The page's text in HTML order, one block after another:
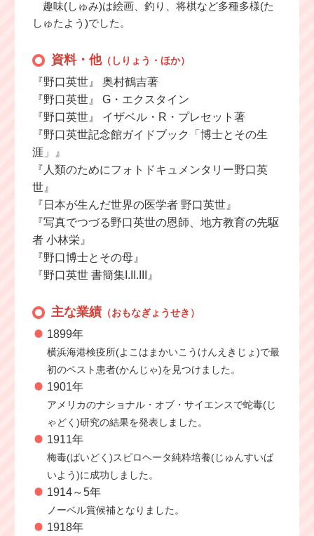
趣味(しゅみ)は絵画、釣り、将棋など多種多様(た
しゅたよう)でした。
資料・他（しりょう・ほか）
『野口英世』 奥村鶴吉著
『野口英世』 G・エクスタイン
『野口英世』 イザベル・R・プレセット著
『野口英世記念館ガイドブック「博士とその生
涯」』
『人類のためにフォトドキュメンタリー野口英
世』
『日本が生んだ世界の医学者 野口英世』
『写真でつづる野口英世の恩師、地方教育の先駆
者 小林栄』
『野口博士とその母』
『野口英世 書簡集I.II.III』
主な業績（おもなぎょうせき）
1899年
横浜海港検疫所(よこはまかいこうけんえきじょ)で最
初のペスト患者(かんじゃ)を見つけました。
1901年
アメリカのナショナル・オブ・サイエンスで蛇毒(じ
ゃどく)研究の結果を発表しました。
1911年
梅毒(ばいどく)スピロヘータ純粋培養(じゅんすいば
いよう)に成功しました。
1914～5年
ノーベル賞候補となりました。
1918年